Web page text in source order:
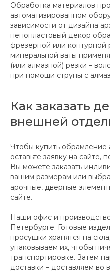
Обработка материалов
автоматизированном
зависимости от дизайна
пенопластовый декор
фрезерной или контурной
минеральной ваты
(или алмазной) резки –
при помощи струны с
Как заказать
внешней
Чтобы купить обрамление
оставьте заявку на сайте,
Вы можете заказать
вашим размерам или
арочные, дверные
сайте.
Наши офис и
Петербурге. Готовые
просушки хранятся на
упаковываем их, чтобы
транспортировке. Затем
доставки – доставляем